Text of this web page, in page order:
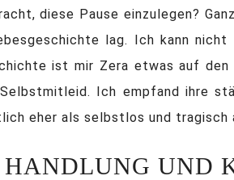
diese Pause einzulegen?
lag. Ich kann
ist mir Zera etwas auf
Ich empfand ihre
eher als selbstlos und
HANDLUNG UND